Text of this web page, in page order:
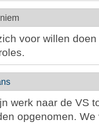
voor willen
werk naar de VS
opgenomen.